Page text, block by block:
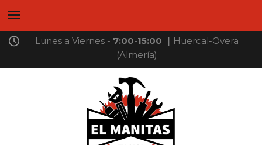
Lunes a Viernes - 7:00-15:00 | Huercal-Overa
(Almería)